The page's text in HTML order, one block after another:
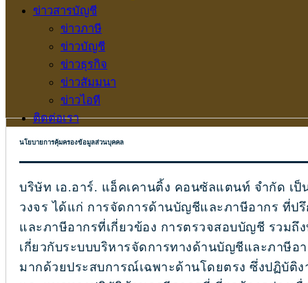
ข่าวสารบัญชี
ข่าวภาษี
ข่าวบัญชี
ข่าวธุรกิจ
ข่าวสัมมนา
ข่าวไอที
ติดต่อเรา
นโยบายการคุ้มครองข้อมูลส่วนบุคคล
บริษัท เอ.อาร์. แอ็คเคานติ้ง คอนซัลแตนท์ จำกัด เป็
วงจร ได้แก่ การจัดการด้านบัญชีและภาษีอากร ที่ป
และภาษีอากรที่เกี่ยวข้อง การตรวจสอบบัญชี รวมถึ
เกี่ยวกับระบบบริหารจัดการทางด้านบัญชีและภาษีอ
มากด้วยประสบการณ์เฉพาะด้านโดยตรง ซึ่งปฏิบัติ